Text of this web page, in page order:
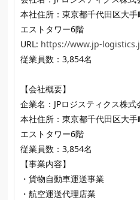
本社住所：東京都千代田区大
エストタワー6階
URL: https://www.jp-
従業員数：3,854名
【会社概要】
企業名：JPロジスティクス株式
本社住所：東京都千代田区大
エストタワー6階
従業員数：3,854名
【事業内容】
・貨物自動車運送事業
・航空運送代理店業